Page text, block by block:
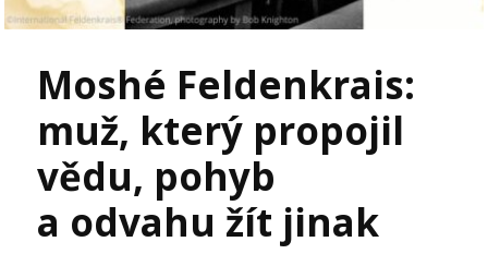
Moshé Feldenkrais:
muž, který propojil
vědu, pohyb
a odvahu žít jinak